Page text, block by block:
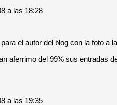
a las 18:28
el autor del blog con la foto a
aferrimo del 99% sus entradas
a las 19:35